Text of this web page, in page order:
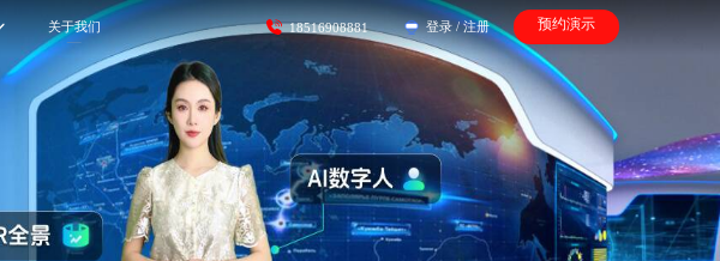
关于我们 18516908881 登录 / 注册 预约演示